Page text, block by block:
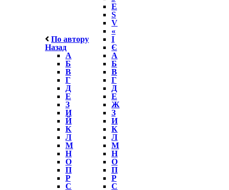
По автору
Назад
А
Б
В
Г
Д
Е
З
И
Й
К
Л
М
Н
О
П
Р
С
E
S
V
«
І
Є
А
Б
В
Г
Д
Е
Ж
З
И
К
Л
М
Н
О
П
Р
С